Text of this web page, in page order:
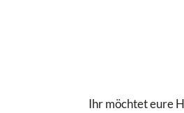
Ihr möchtet eure